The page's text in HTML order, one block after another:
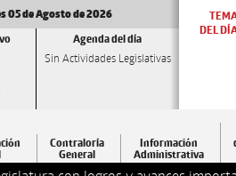
05 de Agosto de 2026
Agenda del día
Sin Actividades Legislativas
DEL
Contraloría
General
Información
Administrativa